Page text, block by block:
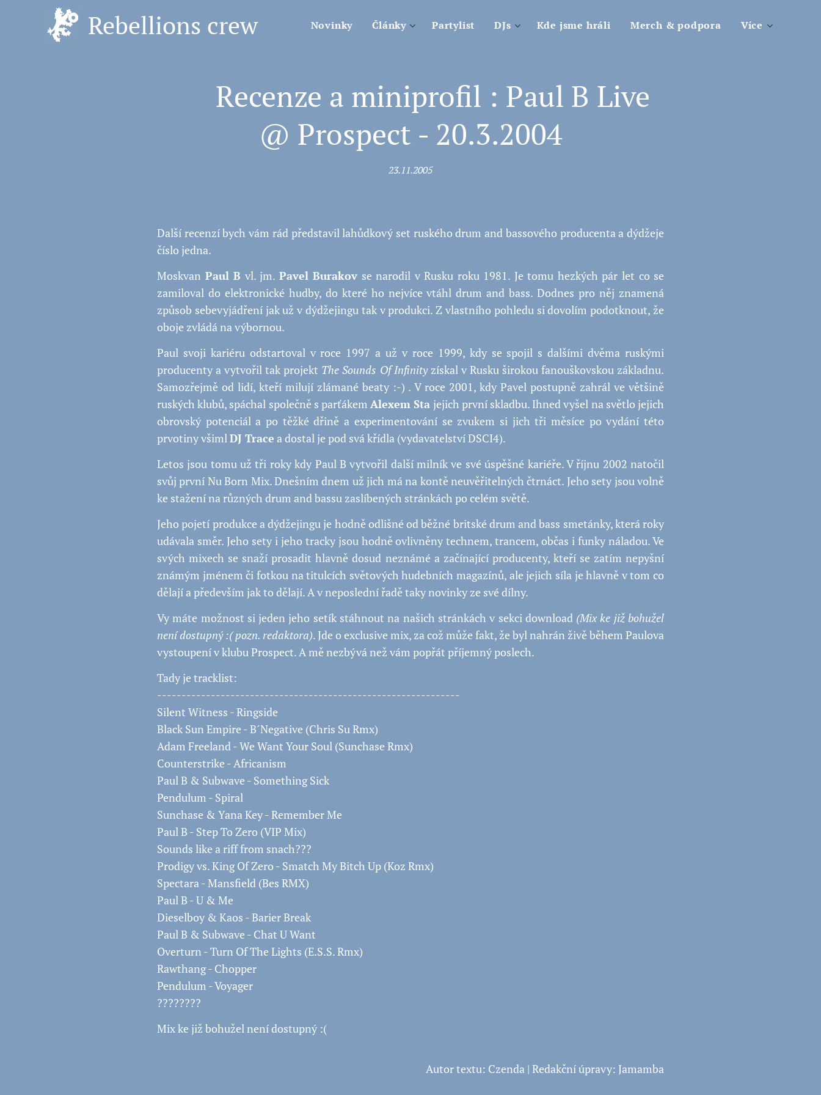
Rebellions crew Novinky Články Partylist DJs Kde jsme hráli Merch & podpora Více
🎶 Recenze a miniprofil : Paul B Live
@ Prospect - 20.3.2004
23.11.2005
Další recenzí bych vám rád představil lahůdkový set ruského drum and bassového producenta a dýdžeje
číslo jedna.
Moskvan Paul B vl. jm. Pavel Burakov se narodil v Rusku roku 1981. Je tomu hezkých pár let co se
zamiloval do elektronické hudby, do které ho nejvíce vtáhl drum and bass. Dodnes pro něj znamená
způsob sebevyjádření jak už v dýdžejingu tak v produkci. Z vlastního pohledu si dovolím podotknout, že
oboje zvládá na výbornou.
Paul svoji kariéru odstartoval v roce 1997 a už v roce 1999, kdy se spojil s dalšími dvěma ruskými
producenty a vytvořil tak projekt The Sounds Of Infinityzískal v Rusku širokou fanouškovskou základnu.
Samozřejmě od lidí, kteří milují zlámané beaty :-) . V roce 2001, kdy Pavel postupně zahrál ve většině
ruských klubů, spáchal společně s parťákemAlexem Sta jejich první skladbu. Ihned vyšel na světlo jejich
obrovský potenciál a po těžké dřině a experimentování se zvukem si jich tři měsíce po vydání této
prvotiny všimlDJ Trace a dostal je pod svá křídla (vydavatelství DSCI4).
Letos jsou tomu už tři roky kdy Paul B vytvořil další milník ve své úspěšné kariéře. V říjnu 2002 natočil
svůj první Nu Born Mix. Dnešním dnem už jich má na kontě neuvěřitelných čtrnáct. Jeho sety jsou volně
ke stažení na různých drum and bassu zaslíbených stránkách po celém světě.
Jeho pojetí produkce a dýdžejingu je hodně odlišné od běžné britské drum and bass smetánky, která roky
udávala směr. Jeho sety i jeho tracky jsou hodně ovlivněny technem, trancem, občas i funky náladou. Ve
svých mixech se snaží prosadit hlavně dosud neznámé a začínající producenty, kteří se zatím nepyšní
známým jménem či fotkou na titulcích světových hudebních magazínů, ale jejich síla je hlavně v tom co
dělají a především jak to dělají. A v neposlední řadě taky novinky ze své dílny.
Vy máte možnost si jeden jeho setík stáhnout na našich stránkách v sekci download (Mix ke již bohužel
není dostupný :( pozn. redaktora). Jde o exclusive mix, za což může fakt, že byl nahrán živě během Paulova
vystoupení v klubu Prospect. A mě nezbývá než vám popřát příjemný poslech.
Tady je tracklist:
--------------------------------------------------------------
Silent Witness - Ringside
Black Sun Empire - B´Negative (Chris Su Rmx)
Adam Freeland - We Want Your Soul (Sunchase Rmx)
Counterstrike - Africanism
Paul B & Subwave - Something Sick
Pendulum - Spiral
Sunchase & Yana Key - Remember Me
Paul B - Step To Zero (VIP Mix)
Sounds like a riff from snach???
Prodigy vs. King Of Zero - Smatch My Bitch Up (Koz Rmx)
Spectara - Mansfield (Bes RMX)
Paul B - U & Me
Dieselboy & Kaos - Barier Break
Paul B & Subwave - Chat U Want
Overturn - Turn Of The Lights (E.S.S. Rmx)
Rawthang - Chopper
Pendulum - Voyager
????????
Mix ke již bohužel není dostupný :(
Autor textu: Czenda | Redakční úpravy: Jamamba